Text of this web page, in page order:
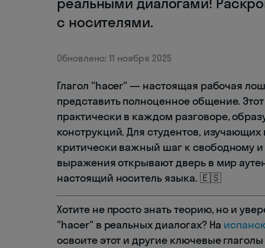
с носителями.
Обновлено: 11 ноября 2025
Глагол "hacer" — настоящая рабочая
представить полноценное общение.
практически в каждом разговоре,
конструкций. Для студентов,
критически важный шаг к свободному
выражения открывают дверь в мир
настоящий носитель языка. 🇪🇸
Хотите не просто знать теорию, но и
"hacer" в реальных диалогах? На
освоите этот и другие ключевые